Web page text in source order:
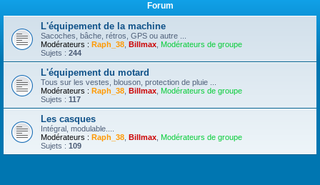
e
Forum
L'équipement de la machine
Sacoches, bâche, rétros, GPS ou autre ...
Modérateurs : Raph_38 Billmax Modérateurs de groupe
Sujets : 244
L'équipement du motard
Tous sur les vestes, blouson, protection de pluie ...
Modérateurs : Raph_38 Billmax Modérateurs de groupe
Sujets : 117
Les casques
Intégral, modulable....
Modérateurs : Raph_38 Billmax Modérateurs de groupe
Sujets : 109